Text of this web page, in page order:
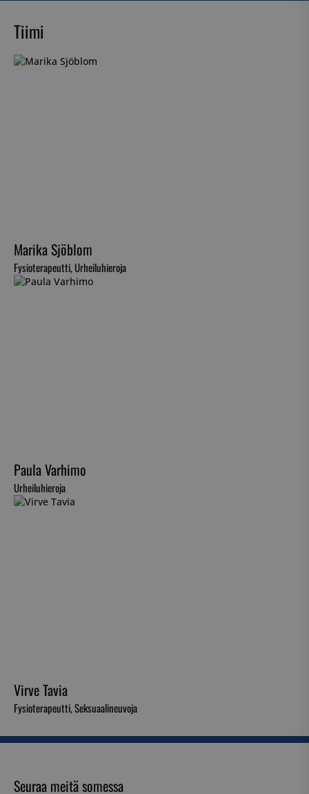
Tiimi
Marika Sjöblom
Fysioterapeutti, Urheiluhieroja
Paula Varhimo
Urheiluhieroja
Virve Tavia
Fysioterapeutti, Seksuaalineuvoja
Seuraa meitä somessa